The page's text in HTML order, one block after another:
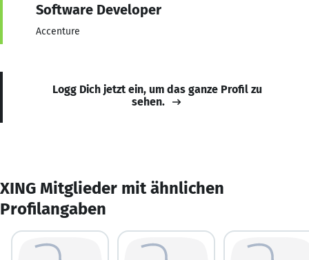
Software Developer
Accenture
Logg Dich jetzt ein, um das ganze Profil zu
sehen.
XING Mitglieder mit ähnlichen
Profilangaben